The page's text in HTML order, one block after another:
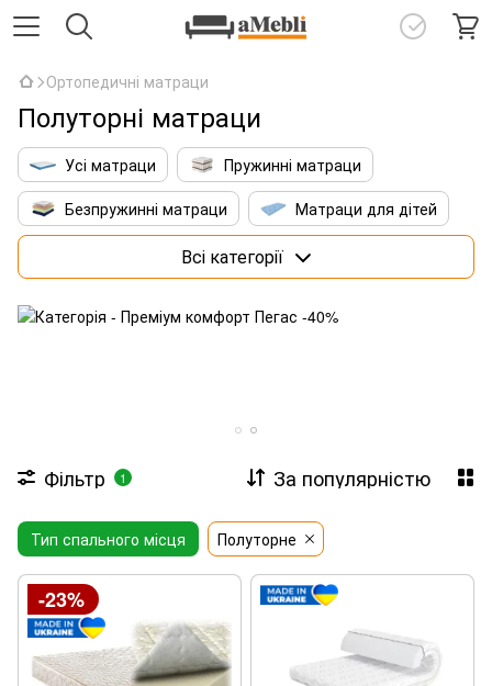
Ортопедичні матраци
Полуторні матраци
Усі матраци
Пружинні матраци
Безпружинні матраци
Матраци для дітей
Матраци 160х200 см
Преміум матраци
Всі категорії
Фільтр 1 За популярністю
Тип спального місця Полуторне
-23%